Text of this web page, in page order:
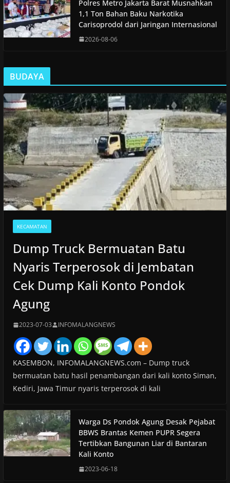
Polres Metro Jakarta Barat Musnahkan
1,1 Ton Bahan Baku Narkotika
Carisoprodol dari Jaringan Internasional
2026-08-06
BUDAYA
KECAMATAN
Dump Truck Bermuatan Batu
Nyaris Terperosok di Jembatan
Cek Dump Kali Konto Pondok
Agung
2023-07-03 INFOMALANGNEWS
KASEMBON, INFOMALANGNEWS.com – Dump truck
bermuatan batu hasil penambangan dari kali konto Siman,
Kediri, Jawa Timur nyaris terperosok di kali
Warga Ds Pondok Agung Desak Pejabat
BBWS Brantas Kemen PUPR Segera
Tertibkan Bangunan Liar di Bantaran
Kali Konto
2023-06-18